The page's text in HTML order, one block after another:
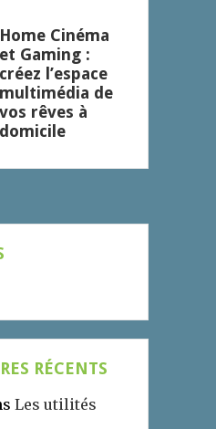
Home Cinéma
et Gaming :
créez l’espace
multimédia de
vos rêves à
domicile
RÉCENTS
Les utilités